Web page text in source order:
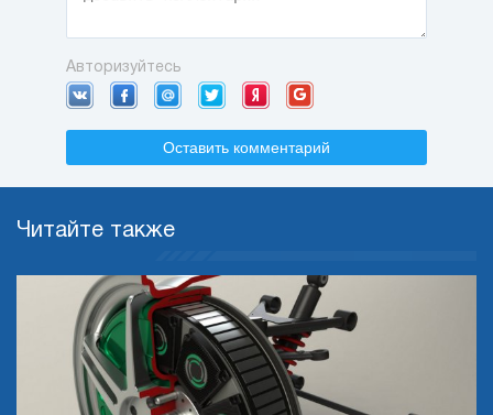
Авторизуйтесь
Оставить комментарий
Читайте также